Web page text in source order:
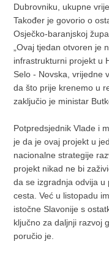
Dubrovniku, ukupne
Također je govorio o
Osječko-baranjskoj
„Ovaj tjedan otvoren je
infrastrukturni projekt u
Selo - Novska, vrijedne
da što prije krenemo u
zaključio je ministar
Potpredsjednik Vlade i
je da je ovaj projekt u
nacionalne strategije
projekt nikad ne bi
da se izgradnja odvija
cesta. Već u listopadu
istočne Slavonije s
ključno za daljnji razvoj
poručio je.